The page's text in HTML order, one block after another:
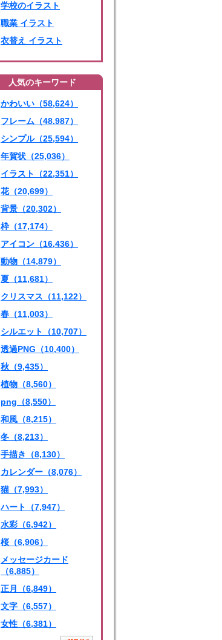
学校のイラスト
職業 イラスト
衣替え イラスト
人気のキーワード
かわいい（58,624）
フレーム（48,987）
シンプル（25,594）
年賀状（25,036）
イラスト（22,351）
花（20,699）
背景（20,302）
枠（17,174）
アイコン（16,436）
動物（14,879）
夏（11,681）
クリスマス（11,122）
春（11,003）
シルエット（10,707）
透過PNG（10,400）
秋（9,435）
植物（8,560）
png（8,550）
和風（8,215）
冬（8,213）
手描き（8,130）
カレンダー（8,076）
猫（7,993）
ハート（7,947）
水彩（6,942）
桜（6,906）
メッセージカード
（6,885）
正月（6,849）
文字（6,557）
女性（6,381）